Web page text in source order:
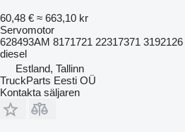
60,48 € ≈ 663,10 kr
Servomotor
628493AM 8171721 22317371 3192126
diesel
Estland, Tallinn
TruckParts Eesti OÜ
Kontakta säljaren